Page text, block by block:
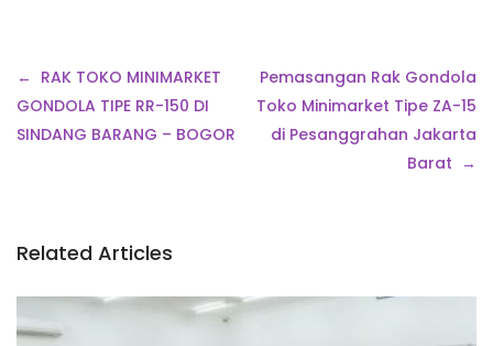
Navigasi
pos
RAK TOKO MINIMARKET
GONDOLA TIPE RR-150 DI
SINDANG BARANG – BOGOR
Pemasangan Rak Gondola
Toko Minimarket Tipe ZA-15
di Pesanggrahan Jakarta
Barat
Related Articles